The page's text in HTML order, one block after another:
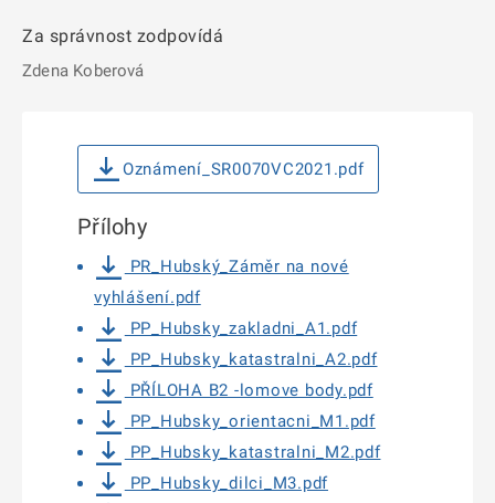
Za správnost zodpovídá
Zdena Koberová
Oznámení_SR0070VC2021.pdf
Přílohy
PR_Hubský_Záměr na nové
vyhlášení.pdf
PP_Hubsky_zakladni_A1.pdf
PP_Hubsky_katastralni_A2.pdf
PŘÍLOHA B2 -lomove body.pdf
PP_Hubsky_orientacni_M1.pdf
PP_Hubsky_katastralni_M2.pdf
PP_Hubsky_dilci_M3.pdf